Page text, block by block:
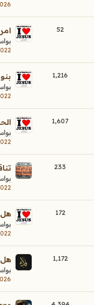
52
1,216
1,607
233
172 هل
1,172